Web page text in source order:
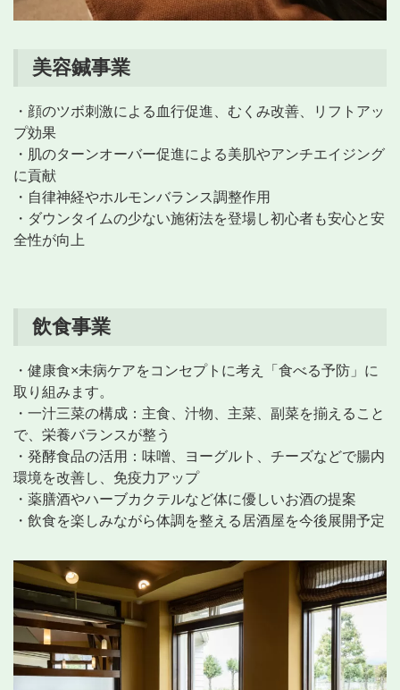
美容鍼事業
・顔のツボ刺激による血行促進、むくみ改善、リフトアッ
プ効果
・肌のターンオーバー促進による美肌やアンチエイジング
に貢献
・自律神経やホルモンバランス調整作用
・ダウンタイムの少ない施術法を登場し初心者も安心と安
全性が向上
飲食事業
・健康食×未病ケアをコンセプトに考え「食べる予防」に
取り組みます。
・一汁三菜の構成：主食、汁物、主菜、副菜を揃えること
で、栄養バランスが整う
・発酵食品の活用：味噌、ヨーグルト、チーズなどで腸内
環境を改善し、免疫力アップ
・薬膳酒やハーブカクテルなど体に優しいお酒の提案
・飲食を楽しみながら体調を整える居酒屋を今後展開予定